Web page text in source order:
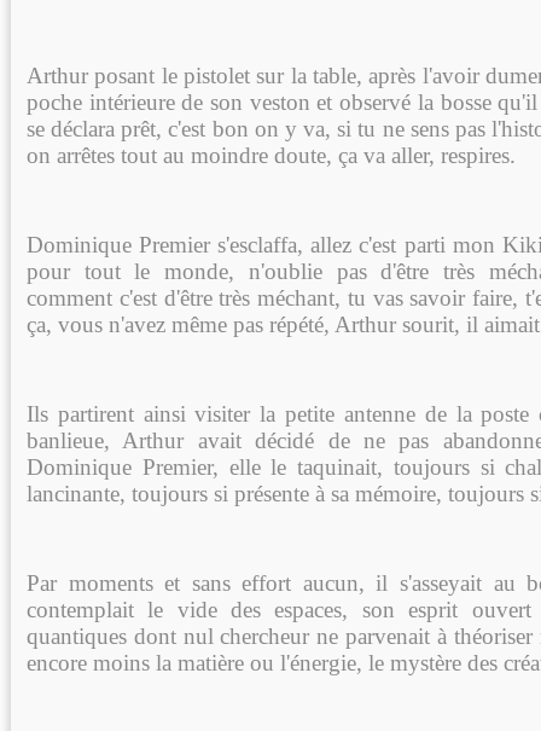
Arthur posant le pistolet sur la table, après l'avoir
poche intérieure de son veston et observé la bosse
se déclara prêt, c'est bon on y va, si tu ne sens pas
on arrêtes tout au moindre doute, ça va aller, respires.
Dominique Premier s'esclaffa, allez c'est parti mon
pour tout le monde, n'oublie pas d'être très
comment c'est d'être très méchant, tu vas savoir faire,
ça, vous n'avez même pas répété, Arthur sourit, il
Ils partirent ainsi visiter la petite antenne de la poste
banlieue, Arthur avait décidé de ne pas
Dominique Premier, elle le taquinait, toujours si
lancinante, toujours si présente à sa mémoire, toujours
Par moments et sans effort aucun, il s'asseyait au
contemplait le vide des espaces, son esprit
quantiques dont nul chercheur ne parvenait à
encore moins la matière ou l'énergie, le mystère des